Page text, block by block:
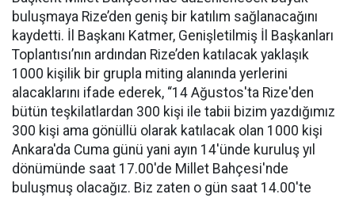
buluşmaya Rize’den geniş bir katılım sağlanacağını
kaydetti. İl Başkanı Katmer, Genişletilmiş İl Başkanları
Toplantısı’nın ardından Rize’den katılacak yaklaşık
1000 kişilik bir grupla miting alanında yerlerini
alacaklarını ifade ederek, “14 Ağustos'ta Rize'den
bütün teşkilatlardan 300 kişi ile tabii bizim yazdığımız
300 kişi ama gönüllü olarak katılacak olan 1000 kişi
Ankara'da Cuma günü yani ayın 14'ünde kuruluş yıl
dönümünde saat 17.00'de Millet Bahçesi'nde
buluşmuş olacağız. Biz zaten o gün saat 14.00'te